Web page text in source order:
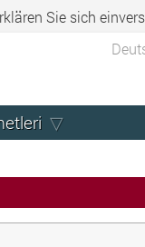
Sie sich